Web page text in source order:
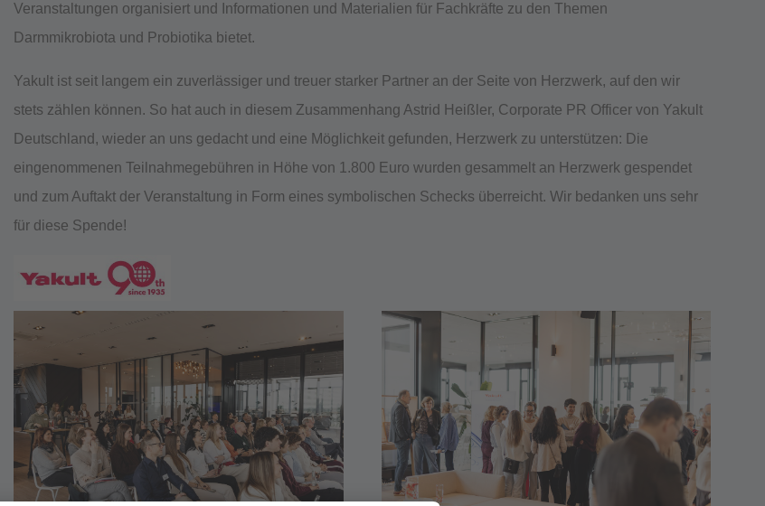
Veranstaltungen organisiert und Informationen und Materialien für Fachkräfte zu den Themen
Darmmikrobiota und Probiotika bietet.
Yakult ist seit langem ein zuverlässiger und treuer starker Partner an der Seite von Herzwerk, auf den wir
stets zählen können. So hat auch in diesem Zusammenhang Astrid Heißler, Corporate PR Officer von Yakult
Deutschland, wieder an uns gedacht und eine Möglichkeit gefunden, Herzwerk zu unterstützen: Die
eingenommenen Teilnahmegebühren in Höhe von 1.800 Euro wurden gesammelt an Herzwerk gespendet
und zum Auftakt der Veranstaltung in Form eines symbolischen Schecks überreicht. Wir bedanken uns sehr
für diese Spende!